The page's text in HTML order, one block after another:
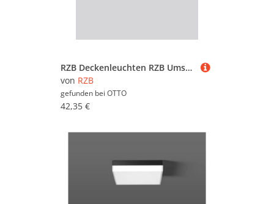
RZB Deckenleuchten RZB Umschaltweiche E-Switch 981352.002
von RZB
gefunden bei OTTO
42,35 €